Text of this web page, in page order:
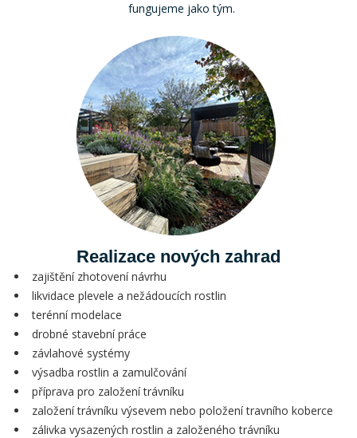
fungujeme jako tým.
Realizace nových zahrad
zajištění zhotovení návrhu
likvidace plevele a nežádoucích rostlin
terénní modelace
drobné stavební práce
závlahové systémy
výsadba rostlin a zamulčování
příprava pro založení trávníku
založení trávníku výsevem nebo položení travního koberce
zálivka vysazených rostlin a založeného trávníku